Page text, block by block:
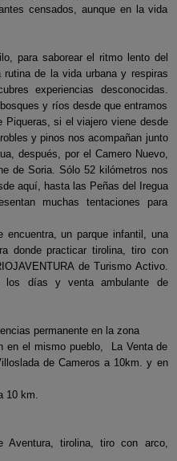
censados, aunque en la vida
para saborear el ritmo lento del
de la vida urbana y respiras
experiencias desconocidas.
y ríos desde que entramos
Piqueras, si el viajero viene desde
y pinos nos acompañan junto
después, por el Camero Nuevo,
de Soria. Sólo 52 kilómetros nos
aquí, hasta las Peñas del Iregua
muchas tentaciones para
un parque infantil, una
donde practicar tirolina, tiro con
de Turismo Activo.
los días y venta ambulante de
permanente en la zona
en el mismo pueblo, La Venta de
de Cameros a 10km. y en
10 km.
Aventura, tirolina, tiro con arco,